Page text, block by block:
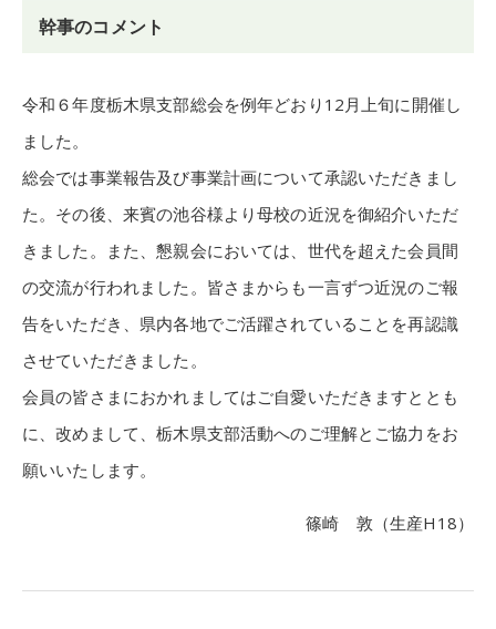
幹事のコメント
令和６年度栃木県支部総会を例年どおり12月上旬に開催し
ました。
総会では事業報告及び事業計画について承認いただきまし
た。その後、来賓の池谷様より母校の近況を御紹介いただ
きました。また、懇親会においては、世代を超えた会員間
の交流が行われました。皆さまからも一言ずつ近況のご報
告をいただき、県内各地でご活躍されていることを再認識
させていただきました。
会員の皆さまにおかれましてはご自愛いただきますととも
に、改めまして、栃木県支部活動へのご理解とご協力をお
願いいたします。
篠崎 敦（生産H18）